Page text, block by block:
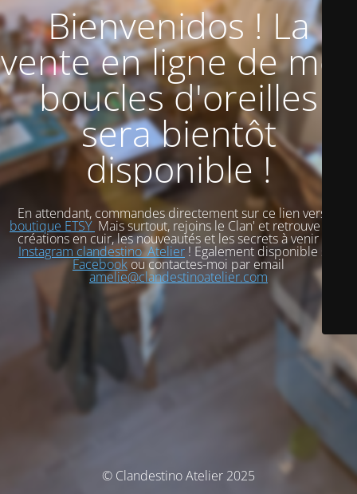
Bienvenidos ! La
vente en ligne de mes
boucles d'oreilles
sera bientôt
disponible !
En attendant, commandes directement sur ce lien vers
boutique ETSY Mais surtout, rejoins le Clan' et retrouve mes
créations en cuir, les nouveautés et les secrets à venir sur
Instagram clandestino_Atelier ! Egalement disponible sur
Facebook ou contactes-moi par email
amelie@clandestinoatelier.com
© Clandestino Atelier 2025